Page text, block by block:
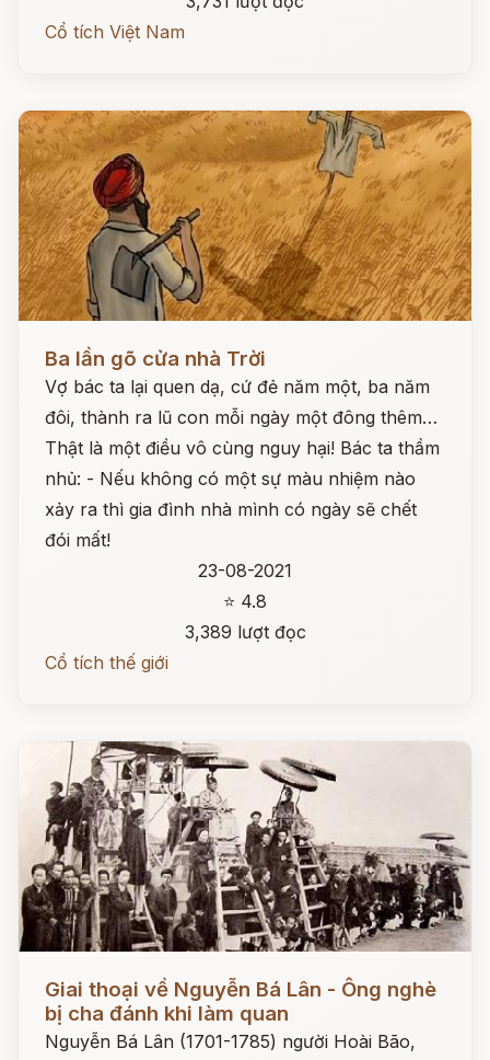
Cổ tích Việt Nam
Đọc ngay
Ba lần gõ cửa nhà Trời
Vợ bác ta lại quen dạ, cứ đẻ năm một, ba năm
đôi, thành ra lũ con mỗi ngày một đông thêm…
Thật là một điều vô cùng nguy hại! Bác ta thầm
nhủ: - Nếu không có một sự màu nhiệm nào
xảy ra thì gia đình nhà mình có ngày sẽ chết
đói mất!
23-08-2021
⭐ 4.8
3,389 lượt đọc
Cổ tích thế giới
Giai thoại về Nguyễn Bá Lân - Ông nghè
bị cha đánh khi làm quan
Nguyễn Bá Lân (1701-1785) người Hoài Bão,